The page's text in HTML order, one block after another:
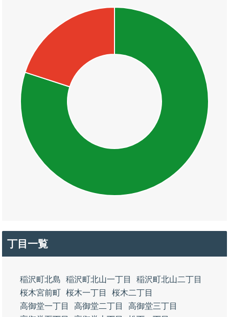
丁目一覧
稲沢町北島 稲沢町北山一丁目
稲沢町北山二丁目
桜木宮前町 桜木一丁目
桜木二丁目
高御堂一丁目
高御堂二丁目
高御堂三丁目